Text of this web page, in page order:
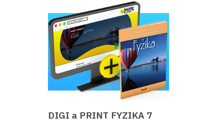
DIGI a PRINT FYZIKA 7